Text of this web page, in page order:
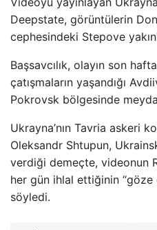
Deepstate, görüntülerin
cephesindeki Stepove
Başsavcılık, olayın son
çatışmaların yaşandığı
Pokrovsk bölgesinde
Ukrayna’nın Tavria askeri
Oleksandr Shtupun,
verdiği demeçte, videonun
her gün ihlal ettiğinin “göze
söyledi.